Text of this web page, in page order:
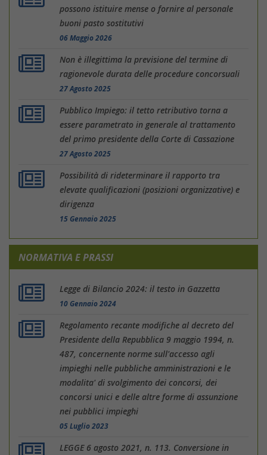
possono istituire mense o fornire al personale
buoni pasto sostitutivi
06 Maggio 2026
Non è illegittima la previsione del termine di
ragionevole durata delle procedure concorsuali
27 Agosto 2025
Pubblico Impiego: il tetto retributivo torna a
essere parametrato in generale al trattamento
del primo presidente della Corte di Cassazione
27 Agosto 2025
Possibilità di rideterminare il rapporto tra
elevate qualificazioni (posizioni organizzative) e
dirigenza
15 Gennaio 2025
NORMATIVA E PRASSI
Legge di Bilancio 2024: il testo in Gazzetta
10 Gennaio 2024
Regolamento recante modifiche al decreto del
Presidente della Repubblica 9 maggio 1994, n.
487, concernente norme sull'accesso agli
impieghi nelle pubbliche amministrazioni e le
modalita' di svolgimento dei concorsi, dei
concorsi unici e delle altre forme di assunzione
nei pubblici impieghi
05 Luglio 2023
LEGGE 6 agosto 2021, n. 113. Conversione in